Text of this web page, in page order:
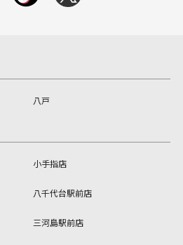
八戸
小手指店
八千代台駅前店
三河島駅前店